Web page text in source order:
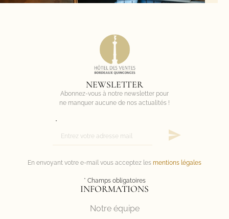
NEWSLETTER
Abonnez-vous à notre newsletter pour
ne manquer aucune de nos actualités !
*
En envoyant votre e-mail vous acceptez les mentions légales
* Champs obligatoires
INFORMATIONS
Notre équipe